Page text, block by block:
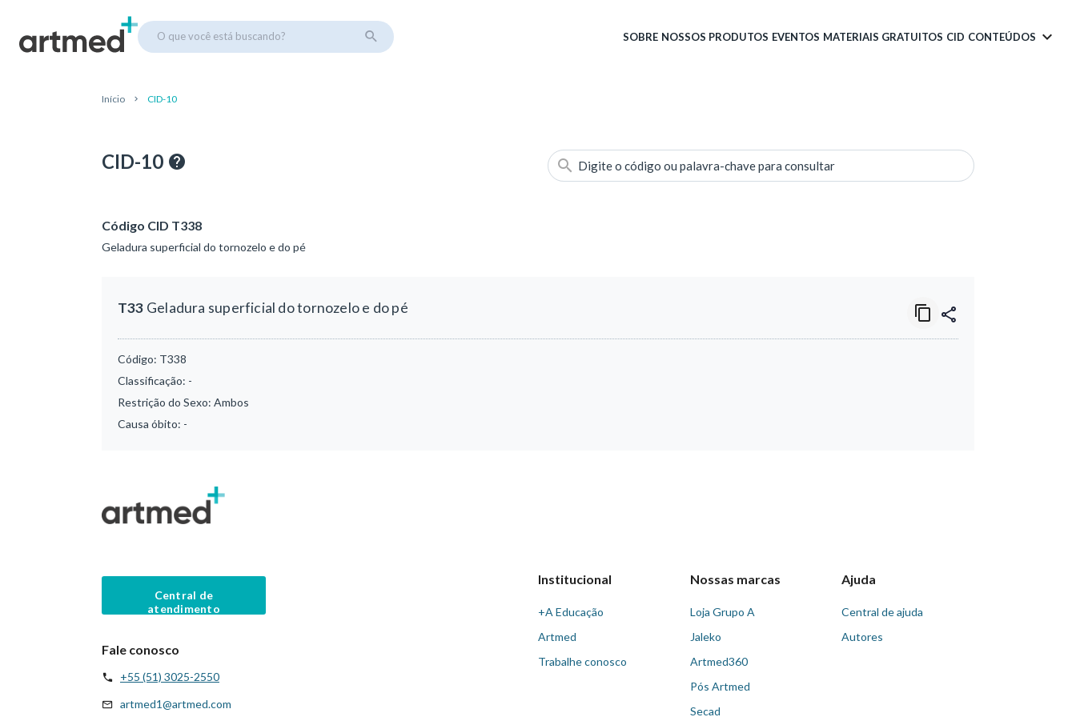
O que você está buscando? SOBRE NOSSOS PRODUTOS EVENTOS MATERIAIS GRATUITOS CID CONTEÚDOS
Início CID-10
CID-10 Digite o código ou palavra-chave para consultar
Código CID T338
Geladura superficial do tornozelo e do pé
T33 Geladura superficial do tornozelo e do pé
Código: T338
Classificação: -
Restrição do Sexo: Ambos
Causa óbito: -
Central de
atendimento
Fale conosco
+55 (51) 3025-2550
artmed1@artmed.com
Institucional
+A Educação
Artmed
Trabalhe conosco
Nossas marcas
Loja Grupo A
Jaleko
Artmed360
Pós Artmed
Secad
Ajuda
Central de ajuda
Autores